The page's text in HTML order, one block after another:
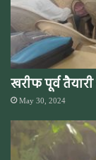
खरीफ पूर्व
May 30, 2024